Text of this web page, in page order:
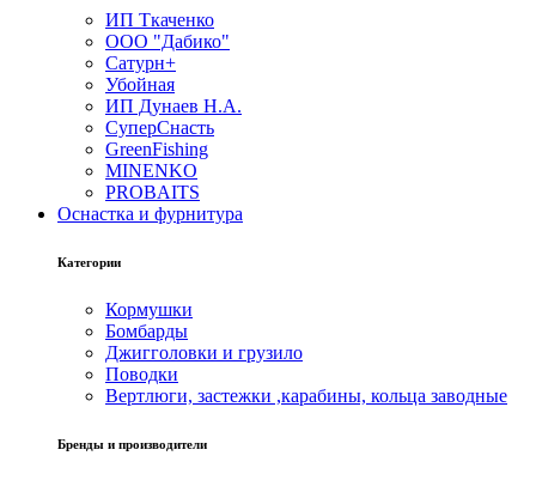
ИП Ткаченко
ООО "Дабико"
Сатурн+
Убойная
ИП Дунаев Н.А.
СуперСнасть
GreenFishing
MINENKO
PROBAITS
Оснастка и фурнитура
Категории
Кормушки
Бомбарды
Джигголовки и грузило
Поводки
Вертлюги, застежки ,карабины, кольца заводные
Бренды и производители